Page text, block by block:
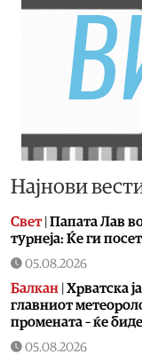
Најнови
Свет| Папата Лав
турнеја: Ќе ги
05.08.2026
Балкан Хрватска
главниот
промената – ќе
05.08.2026